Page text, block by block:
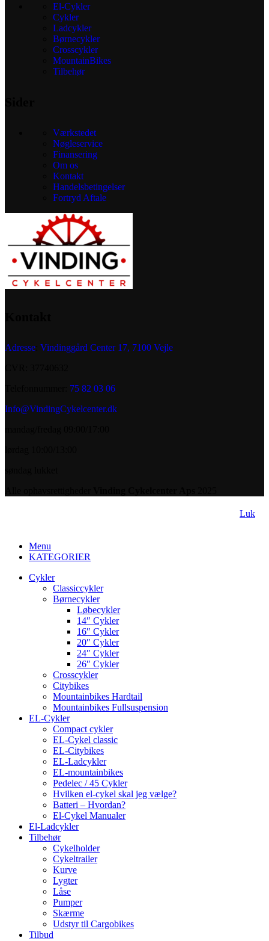
El-Cykler
Cykler
Ladcykler
Børnecykler
Crosscykler
MountainBikes
Tilbehør
Værkstedet
Nøgleservice
Finansering
Om os
Kontakt
Handelsbetingelser
Fortryd Aftale
Adresse Vindinggård Center 17, 7100 Vejle
75 82 03 06
Info@VindingCykelcenter.dk
Luk
Menu
KATEGORIER
Cykler
Classiccykler
Børnecykler
Løbecykler
14″ Cykler
16″ Cykler
20″ Cykler
24″ Cykler
26″ Cykler
Crosscykler
Citybikes
Mountainbikes Hardtail
Mountainbikes Fullsuspension
EL-Cykler
Compact cykler
EL-Cykel classic
EL-Citybikes
EL-Ladcykler
EL-mountainbikes
Pedelec / 45 Cykler
Hvilken el-cykel skal jeg vælge?
Batteri – Hvordan?
El-Cykel Manualer
El-Ladcykler
Tilbehør
Cykelholder
Cykeltrailer
Kurve
Lygter
Låse
Pumper
Skærme
Udstyr til Cargobikes
Tilbud